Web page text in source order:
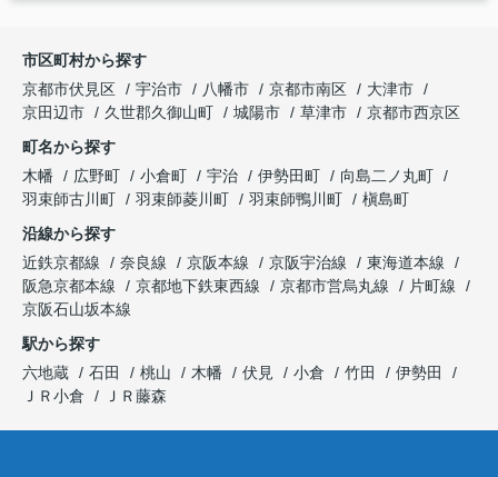
市区町村から探す
京都市伏見区
宇治市 八幡市 京都市南区
大津市
京田辺市
久世郡久御山町 城陽市 草津市
京都市西京区
町名から探す
木幡
広野町 小倉町 宇治 伊勢田町
向島二ノ丸町
羽束師古川町
羽束師菱川町 羽束師鴨川町
槇島町
沿線から探す
近鉄京都線
奈良線 京阪本線 京阪宇治線
東海道本線
阪急京都本線
京都地下鉄東西線 京都市営烏丸線
片町線
京阪石山坂本線
駅から探す
六地蔵
石田 桃山 木幡 伏見 小倉 竹田
伊勢田
ＪＲ小倉
ＪＲ藤森